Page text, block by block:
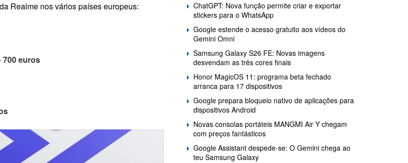
Realme nos vários países europeus:
700 euros
ChatGPT: Nova função permite criar e exportar
stickers para o WhatsApp
Google estende o acesso gratuito aos vídeos do
Gemini Omni
Samsung Galaxy S26 FE: Novas imagens
desvendam as três cores finais
Honor MagicOS 11: programa beta fechado
arranca para 17 dispositivos
Google prepara bloqueio nativo de aplicações para
dispositivos Android
Novas consolas portáteis MANGMI Air Y chegam
com preços fantásticos
Google Assistant despede-se: O Gemini chega ao
teu Samsung Galaxy